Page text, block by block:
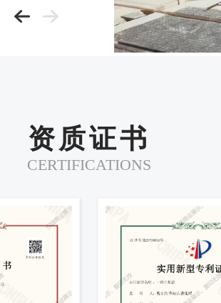
资质证书
CERTIFICATIONS